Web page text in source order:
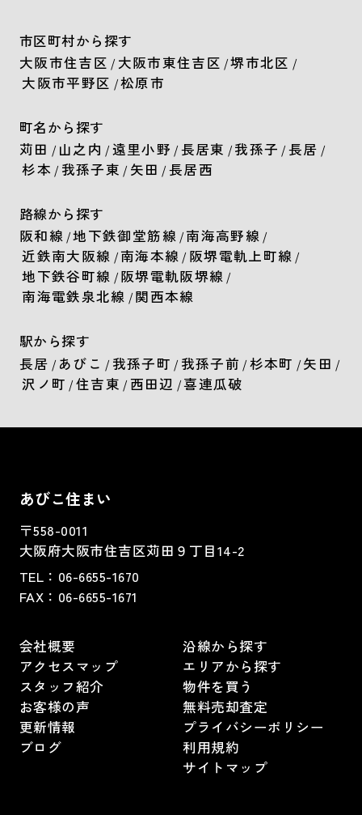
市区町村から探す
大阪市住吉区 / 大阪市東住吉区 /堺市北区 /
大阪市平野区 /松原市
町名から探す
苅田 / 山之内 / 遠里小野 / 長居東 / 我孫子 / 長居 /
杉本 / 我孫子東 / 矢田 / 長居西
路線から探す
阪和線 /地下鉄御堂筋線 /南海高野線 /
近鉄南大阪線 /南海本線 / 阪堺電軌上町線 /
地下鉄谷町線 / 阪堺電軌阪堺線 /
南海電鉄泉北線 / 関西本線
駅から探す
長居 / あびこ / 我孫子町 / 我孫子前 / 杉本町 / 矢田 /
沢ノ町 / 住吉東 / 西田辺 /喜連瓜破
あびこ住まい
〒558-0011
大阪府大阪市住吉区苅田９丁目14-2
TEL： 06-6655-1670
FAX： 06-6655-1671
会社概要
アクセスマップ
スタッフ紹介
お客様の声
更新情報
ブログ
沿線から探す
エリアから探す
物件を買う
無料売却査定
プライバシーポリシー
利用規約
サイトマップ